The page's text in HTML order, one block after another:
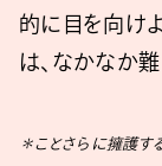
的に目を向け
は、なかなか難
＊ことさらに擁護す